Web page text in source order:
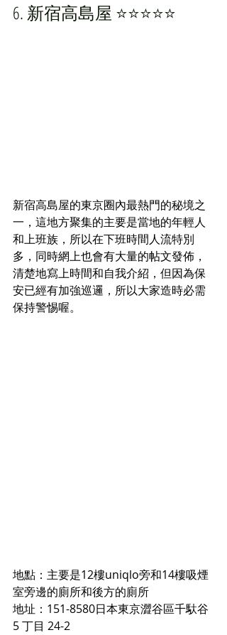
6. 新宿高島屋 ⭐️⭐️⭐️⭐️⭐️
新宿高島屋的東京圈內最熱門的秘境之
一，這地方聚集的主要是當地的年輕人
和上班族，所以在下班時間人流特別
多，同時網上也會有大量的帖文發佈，
清楚地寫上時間和自我介紹，但因為保
安已經有加強巡邏，所以大家造時必需
保持警惕喔。
地點：主要是12樓uniqlo旁和14樓吸煙
室旁邊的廁所和後方的廁所
地址：151-8580日本東京澀谷區千馱谷
5 丁目 24-2